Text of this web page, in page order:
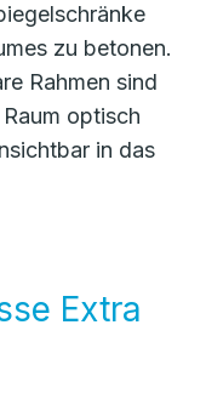
zu betonen.
Rahmen sind
optisch
in das
Extra